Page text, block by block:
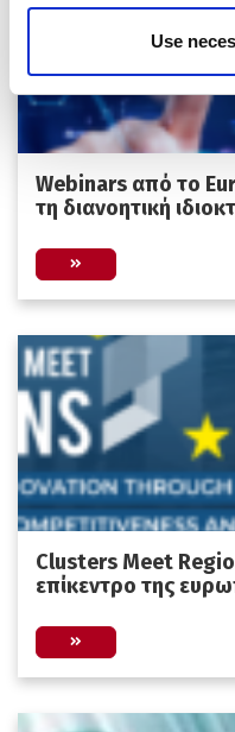
Use
Webinars από το
τη διανοητική
Clusters Meet
επίκεντρο της